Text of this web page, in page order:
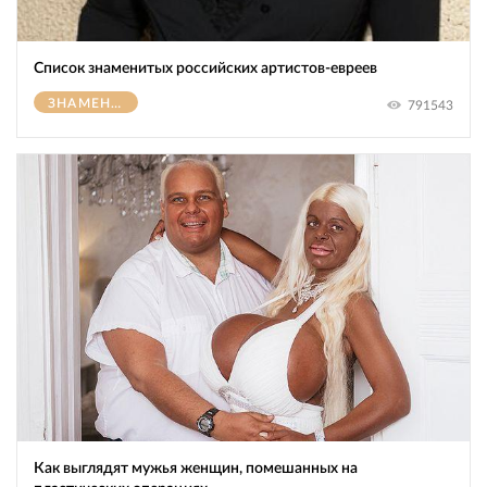
Список знаменитых российских артистов-евреев
ЗНАМЕНИТОСТИ 791543
Как выглядят мужья женщин, помешанных на